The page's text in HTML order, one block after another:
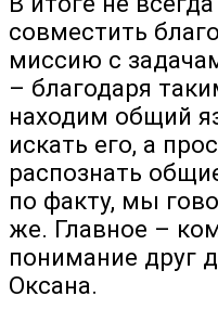
совместить
миссию с
– благодаря
находим общий
искать его, а
распознать
по факту, мы
же. Главное –
понимание друг
Оксана.